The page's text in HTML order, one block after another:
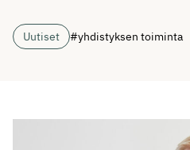
Uutiset #yhdistyksen toiminta